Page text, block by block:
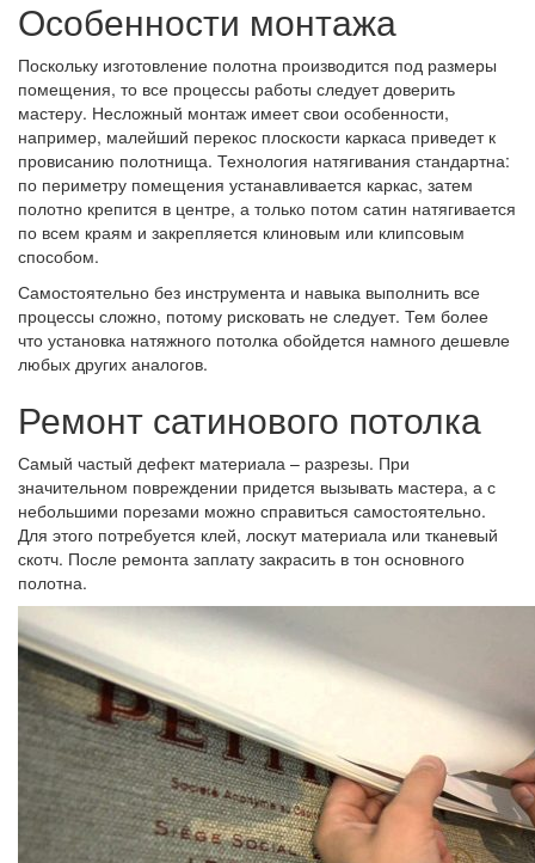
Особенности монтажа
Поскольку изготовление полотна производится под размеры
помещения, то все процессы работы следует доверить
мастеру. Несложный монтаж имеет свои особенности,
например, малейший перекос плоскости каркаса приведет к
провисанию полотнища. Технология натягивания стандартна:
по периметру помещения устанавливается каркас, затем
полотно крепится в центре, а только потом сатин натягивается
по всем краям и закрепляется клиновым или клипсовым
способом.
Самостоятельно без инструмента и навыка выполнить все
процессы сложно, потому рисковать не следует. Тем более
что установка натяжного потолка обойдется намного дешевле
любых других аналогов.
Ремонт сатинового потолка
Самый частый дефект материала – разрезы. При
значительном повреждении придется вызывать мастера, а с
небольшими порезами можно справиться самостоятельно.
Для этого потребуется клей, лоскут материала или тканевый
скотч. После ремонта заплату закрасить в тон основного
полотна.